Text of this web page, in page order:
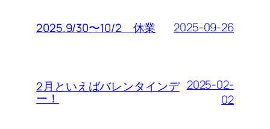
2025.9/30〜10/2 休業 2025-09-26
2月といえばバレンタインデ
ー！
2025-02-
02